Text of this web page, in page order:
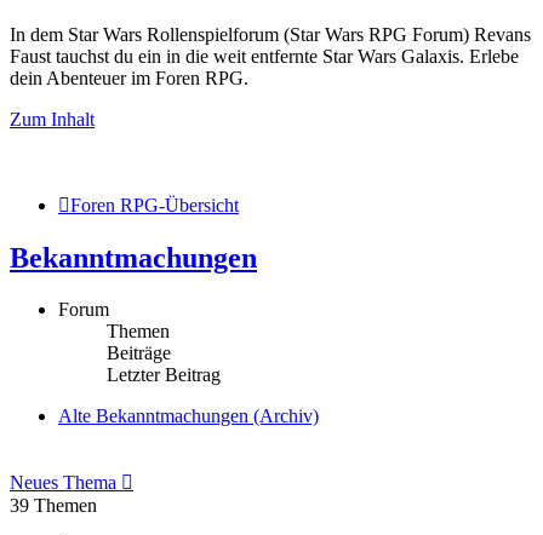
In dem Star Wars Rollenspielforum (Star Wars RPG Forum) Revans
Faust tauchst du ein in die weit entfernte Star Wars Galaxis. Erlebe
dein Abenteuer im Foren RPG.
Zum Inhalt
Foren RPG-Übersicht
Bekanntmachungen
Forum
Themen
Beiträge
Letzter Beitrag
Alte Bekanntmachungen (Archiv)
Neues Thema
39 Themen